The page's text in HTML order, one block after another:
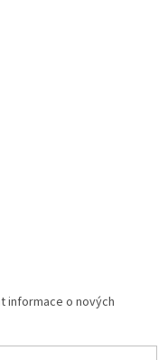
informace o nových